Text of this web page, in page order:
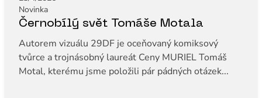
Novinka
Černobílý svět Tomáše Motala
Autorem vizuálu 29DF je oceňovaný komiksový
tvůrce a trojnásobný laureát Ceny MURIEL Tomáš
Motal, kterému jsme položili pár pádných otázek...